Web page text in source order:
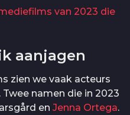
van 2023 die
aanjagen
zien we vaak acteurs
namen die in 2023
en Jenna Ortega.